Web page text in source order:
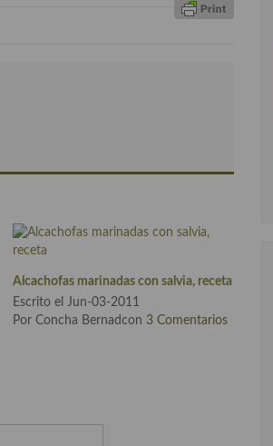
Alcachofas marinadas con salvia, receta
Escrito el Jun-03-2011
Por Concha Bernadcon3 Comentarios